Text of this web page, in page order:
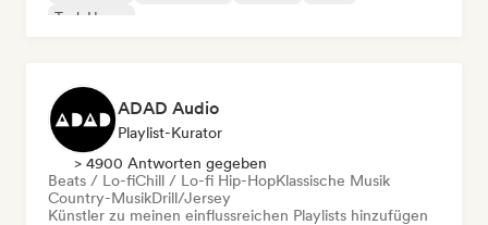
Tech House
ADAD Audio
Playlist-Kurator
> 4900 Antworten gegeben
Beats / Lo-fiChill / Lo-fi Hip-HopKlassische Musik
Country-MusikDrill/Jersey
Künstler zu meinen einflussreichen Playlists hinzufügen